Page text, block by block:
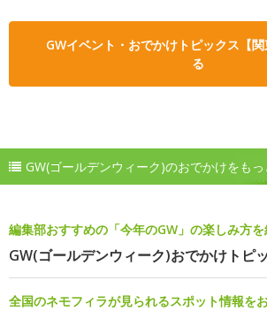
GWイベント・おでかけトピックス【
る
GW(ゴールデンウィーク)のおでかけをも
編集部おすすめの「今年のGW」の楽しみ方
GW(ゴールデンウィーク)おでかけトピ
全国のネモフィラが見られるスポット情報を